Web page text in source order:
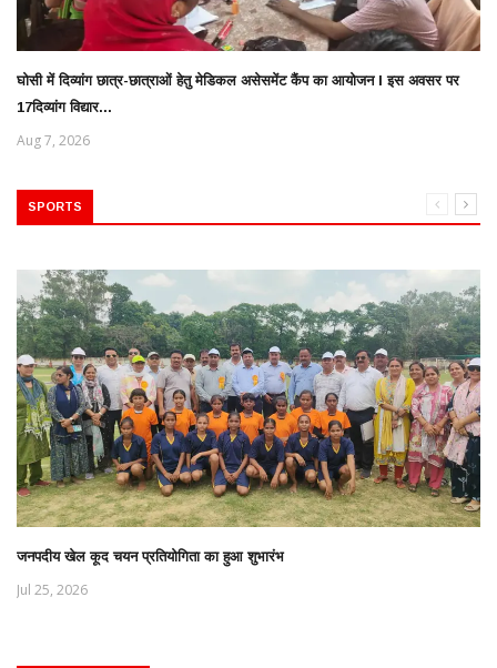
घोसी में दिव्यांग छात्र-छात्राओं हेतु मेडिकल असेसमेंट कैंप का आयोजन l इस अवसर पर
17दिव्यांग विद्यार...
Aug 7, 2026
SPORTS
जनपदीय खेल कूद चयन प्रतियोगिता का हुआ शुभारंभ
Jul 25, 2026